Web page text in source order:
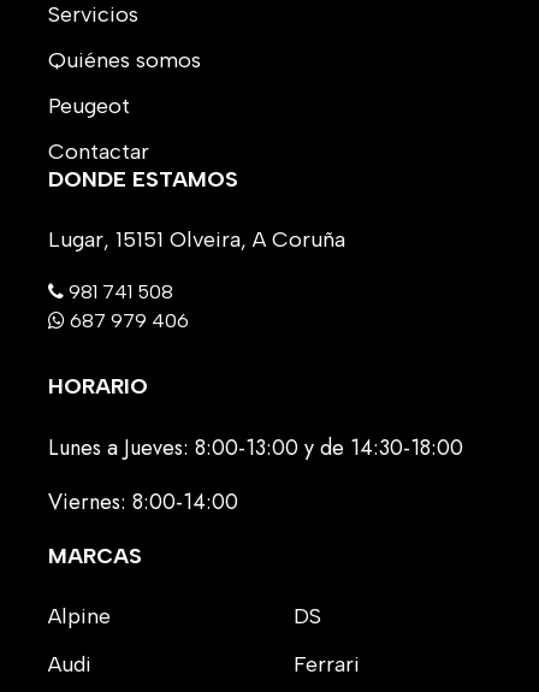
Servicios
Quiénes somos
Peugeot
Contactar
DONDE ESTAMOS
Lugar, 15151 Olveira, A Coruña
981 741 508
687 979 406
HORARIO
Lunes a Jueves: 8:00-13:00 y de 14:30-18:00
Viernes: 8:00-14:00
MARCAS
Alpine
Audi
DS
Ferrari